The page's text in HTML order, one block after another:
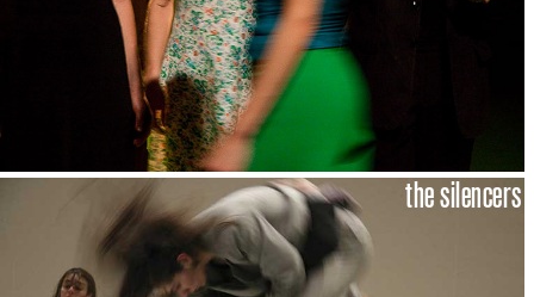
the silencers